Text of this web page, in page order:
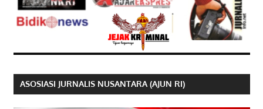
ASOSIASI JURNALIS NUSANTARA (AJUN RI)